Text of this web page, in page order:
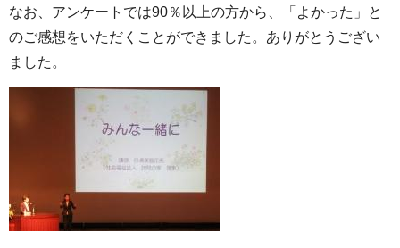
なお、アンケートでは90％以上の方から、「よかった」と
のご感想をいただくことができました。ありがとうござい
ました。